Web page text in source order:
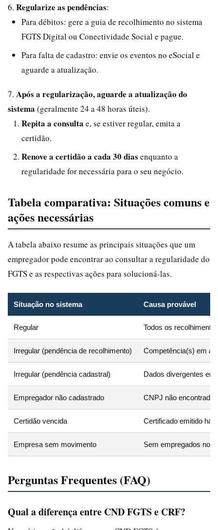
6. Regularize as pendências:
Para débitos: gere a guia de recolhimento no sistema
FGTS Digital ou Conectividade Social e pague.
Para falta de cadastro: envie os eventos no eSocial e
aguarde a atualização.
7. Após a regularização, aguarde a atualização do
sistema (geralmente 24 a 48 horas úteis).
Repita a consulta e, se estiver regular, emita a
certidão.
Renove a certidão a cada 30 dias enquanto a
regularidade for necessária para o seu negócio.
Tabela comparativa: Situações comuns e
ações necessárias
A tabela abaixo resume as principais situações que um
empregador pode encontrar ao consultar a regularidade do
FGTS e as respectivas ações para solucioná-las.
Situação no sistema Causa provável
Regular Todos os
Irregular (pendência de recolhimento) Competência(s) em
Irregular (pendência cadastral) Dados divergentes
Empregador não cadastrado CNPJ não encontrado
Certidão vencida Certificado emitido há
Empresa sem movimento Sem empregados no
Perguntas Frequentes (FAQ)
Qual a diferença entre CND FGTS e CRF?